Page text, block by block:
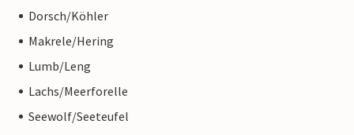
Dorsch/Köhler
Makrele/Hering
Lumb/Leng
Lachs/Meerforelle
Seewolf/Seeteufel